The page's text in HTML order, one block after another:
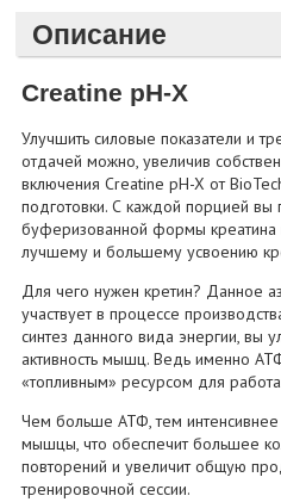
Описание
Creatine pH-X
Улучшить силовые показатели и
отдачей можно, увеличив
включения Creatine pH-X от
подготовки. С каждой порцией вы
буферизованной формы креатина
лучшему и большему усвоению
Для чего нужен кретин? Данное
участвует в процессе
синтез данного вида энергии, вы
активность мышц. Ведь именно
«топливным» ресурсом для
Чем больше АТФ, тем
мышцы, что обеспечит большее
повторений и увеличит общую
тренировочной сессии.